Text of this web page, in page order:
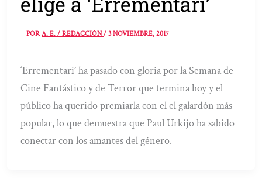
PORA. E. / REDACCIÓN/3 NOVIEMBRE, 2017
‘Errementari’ ha pasado con gloria por la Semana de
Cine Fantástico y de Terror que termina hoy y el
público ha querido premiarla con el el galardón más
popular, lo que demuestra que Paul Urkijo ha sabido
conectar con los amantes del género.